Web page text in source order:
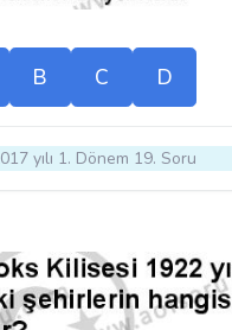
B C D
yılı 1. Dönem 19. Soru